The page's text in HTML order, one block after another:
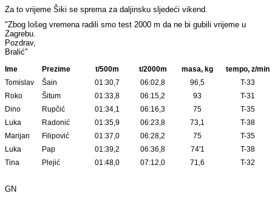
Za to vrijeme Šiki se sprema za daljinsku sljedeći vikend.
"Zbog lošeg vremena radili smo test 2000 m da ne bi gubili vrijeme u
Zagrebu.
Pozdrav,
Bralić"
Ime Prezime t/500m t/2000m masa, kg
tempo, z/min
Tomislav
Šain 01:30,7 06:02,8 96,5
T-33
Roko
Šitum 01:33,8 06:15,2 93
T-31
Dino
Rupčić 01:34,1 06:16,3 75
T-35
Luka
Radonić 01:35,9 06:23,8 73,1
T-38
Marijan
Filipović 01:37,0 06:28,2 75
T-35
Luka
Pap 01:39,2 06:36,8 74'1
T-38
Tina
Plejić 01:48,0 07:12,0 71,6 T-32
GN